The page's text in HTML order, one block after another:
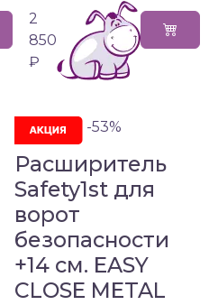
2
850
₽
-53%
Расширитель
Safety1st для
ворот
безопасности
+14 см. EASY
CLOSE METAL